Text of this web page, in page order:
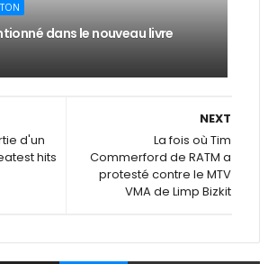
dans le nouveau livre
NEXT
La fois où Tim
Commerford de RATM a
protesté contre le MTV
VMA de Limp Bizkit
d'un
hits